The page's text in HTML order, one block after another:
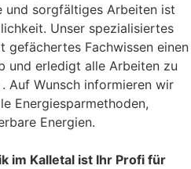
und sorgfältiges Arbeiten ist
Unser spezialisiertes
gefächertes Fachwissen einen
und erledigt alle Arbeiten zu
Auf Wunsch informieren wir
Energiesparmethoden,
Energien.
im Kalletal ist Ihr Profi für